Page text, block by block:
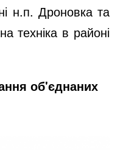
н.п. Дроновка та
техніка в районі
об'єднаних